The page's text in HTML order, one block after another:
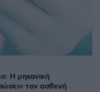
Η μηχανική
τον ασθενή